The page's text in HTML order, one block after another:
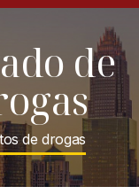
de
de drogas